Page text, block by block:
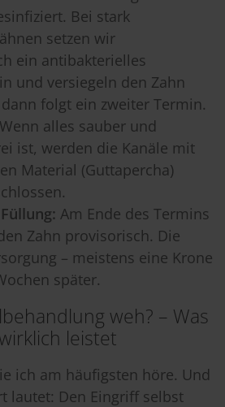
Bei stark
setzen wir
ein antibakterielles
und versiegeln den Zahn
folgt ein zweiter Termin.
Wenn alles sauber und
ist, werden die Kanäle mit
Material (Guttapercha)
Am Ende des Termins
Zahn provisorisch. Die
– meistens eine Krone
später.
weh? – Was
leistet
ich am häufigsten höre. Und
lautet: Den Eingriff selbst